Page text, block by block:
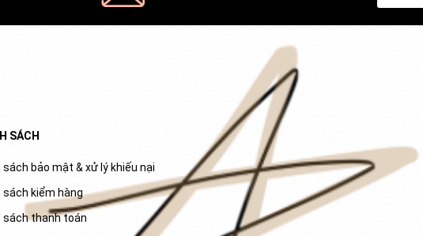
SÁCH
sách bảo mật & xử lý khiếu nại
sách kiểm hàng
sách thanh toán